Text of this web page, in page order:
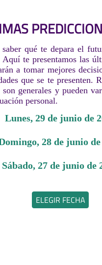
saber qué te depara el
Aquí te presentamos las
a tomar mejores
que se te presenten.
son generales y pueden
personal.
lunes, 29 de junio de
domingo, 28 de junio
sábado, 27 de junio de
ELEGIR FECHA